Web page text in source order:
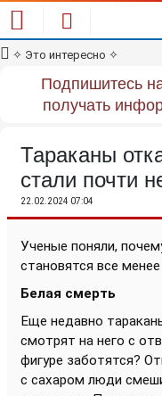
✧ Это интересно ✧
Подпишитесь
получать
Тараканы
стали почти
22.02.2024 07:04
Ученые поняли,
становятся все
Белая смерть
Еще недавно
смотрят на него с
фигуре заботятся?
с сахаром люди